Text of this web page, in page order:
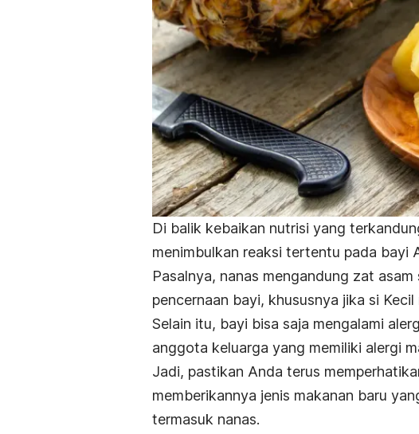
Di balik kebaikan nutrisi yang
menimbulkan reaksi tertentu pada bayi
Pasalnya, nanas mengandung zat
pencernaan bayi, khususnya jika si
Selain itu, bayi bisa saja mengalami
anggota keluarga yang memiliki alergi
Jadi, pastikan Anda terus
memberikannya jenis makanan baru
termasuk nanas.